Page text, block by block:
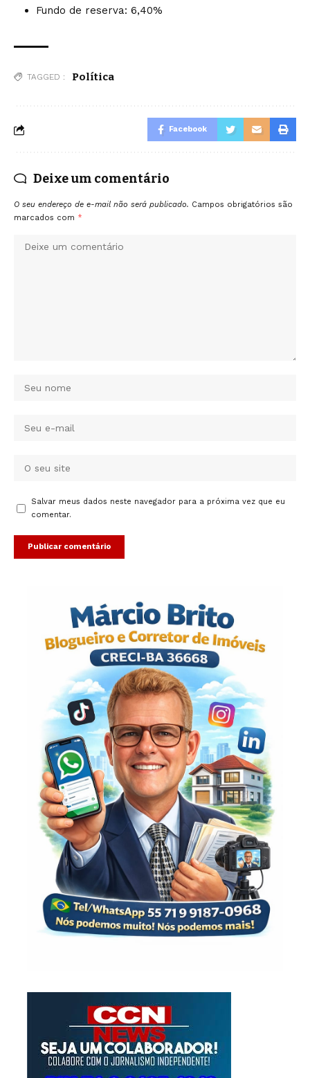
Fundo de reserva: 6,40%
TAGGED : Política
Facebook
Deixe um comentário
O seu endereço de e-mail não será publicado. Campos obrigatórios são
marcados com *
Salvar meus dados neste navegador para a próxima vez que eu
comentar.